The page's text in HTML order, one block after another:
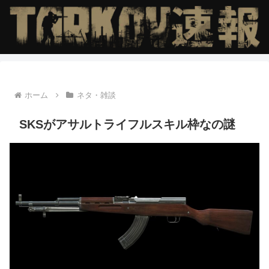
ホーム ネタ・雑談
SKSがアサルトライフルスキル枠なの謎